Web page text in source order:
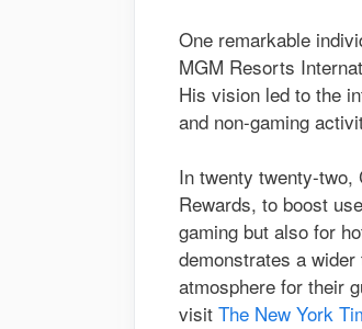
One remarkable
MGM Resorts
His vision led to the
and non-gaming
In twenty twenty-
Rewards, to boost
gaming but also for
demonstrates a
atmosphere for their
visit The New York